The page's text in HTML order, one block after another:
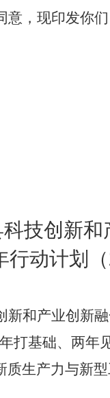
意 ， 现印发你们
技创新
行动计划
（
新和产业创新
打基础、两年
质生产力与新